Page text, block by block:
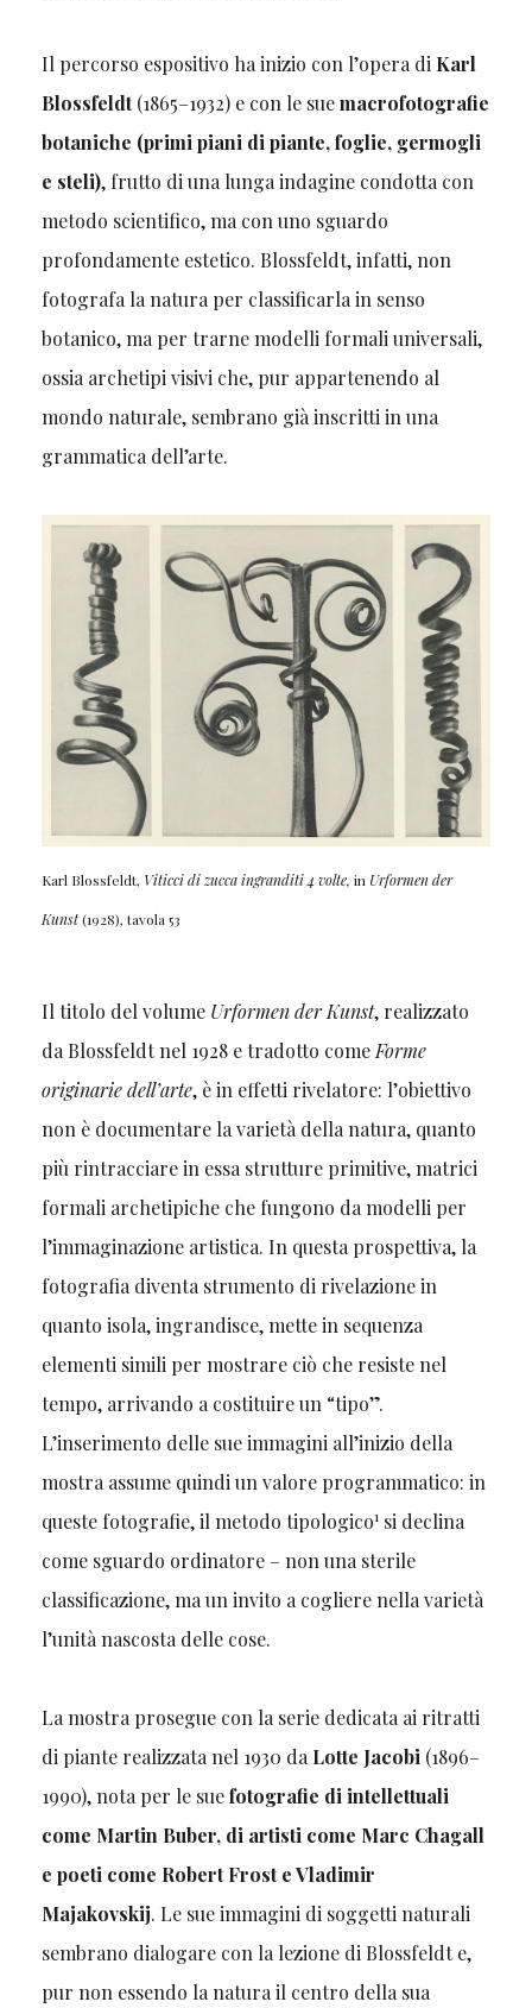
Il percorso espositivo ha inizio con l’opera di Karl
Blossfeldt(1865–1932) e con le suemacrofotografie
botaniche (primi piani di piante, foglie, germogli
e steli), frutto di una lunga indagine condotta con
metodo scientifico, ma con uno sguardo
profondamente estetico. Blossfeldt, infatti, non
fotografa la natura per classificarla in senso
botanico, ma per trarne modelli formali universali,
ossia archetipi visivi che, pur appartenendo al
mondo naturale, sembrano già inscritti in una
grammatica dell’arte.
Karl Blossfeldt, Viticci di zucca ingranditi 4 volte, inUrformen der
Kunst(1928), tavola 53
Il titolo del volume Urformen der Kunst, realizzato
da Blossfeldt nel 1928 e tradotto comeForme
originarie dell’arte, è in effetti rivelatore: l’obiettivo
non è documentare la varietà della natura, quanto
più rintracciare in essa strutture primitive, matrici
formali archetipiche che fungono da modelli per
l’immaginazione artistica. In questa prospettiva, la
fotografia diventa strumento di rivelazione in
quanto isola, ingrandisce, mette in sequenza
elementi simili per mostrare ciò che resiste nel
tempo, arrivando a costituire un “tipo”.
L’inserimento delle sue immagini all’inizio della
mostra assume quindi un valore programmatico: in
queste fotografie, il metodo tipologico1si declina
come sguardo ordinatore – non una sterile
classificazione, ma un invito a cogliere nella varietà
l’unità nascosta delle cose.
La mostra prosegue con la serie dedicata ai ritratti
di piante realizzata nel 1930 daLotte Jacobi (1896–
1990), nota per le suefotografie di intellettuali
come Martin Buber, di artisti come Marc Chagall
e poeti come Robert Frost e Vladimir
Majakovskij. Le sue immagini di soggetti naturali
sembrano dialogare con la lezione di Blossfeldt e,
pur non essendo la natura il centro della sua